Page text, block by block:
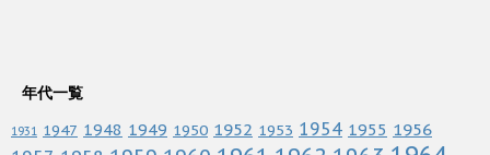
年代一覧
1931 1947 1948 1949 1950 1952 1953 1954 1955 1956